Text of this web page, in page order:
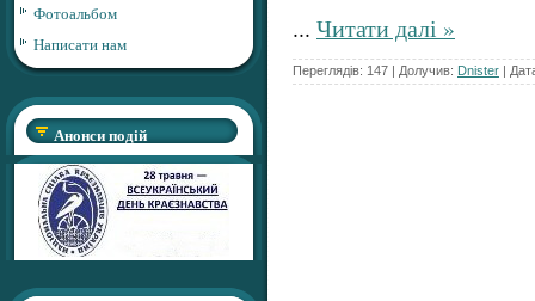
Фотоальбом
Написати нам
Анонси подій
... Читати далі »
Переглядів: 147 | Долучив: Dnister |